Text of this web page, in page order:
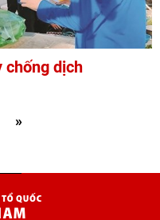
chống dịch
»